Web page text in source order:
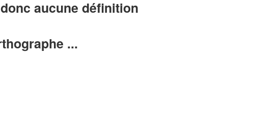
aucune définition
...